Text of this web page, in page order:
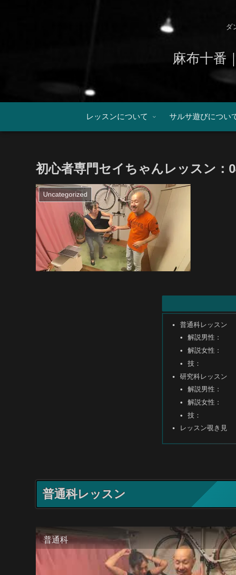
ダ
麻布十番
レッスンについて サルサ遊びについ
初心者専門セイちゃんレッスン：
Uncategorized
普通科レッスン
解説男性：
解説女性：
技：
研究科レッスン
解説男性：
解説女性：
技：
レッスン覗き見
普通科レッスン
普通科